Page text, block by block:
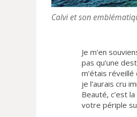
Calvi et son
Je m’en
pas qu’une
m’étais réveillé
je l’aurais cru
Beauté, c’est
votre périple